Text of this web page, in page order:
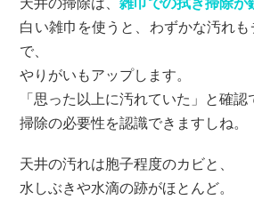
白い雑巾を使うと、わずかな汚れ
で、
やりがいもアップします。
「思った以上に汚れていた」と確認
掃除の必要性を認識できますしね。
天井の汚れは胞子程度のカビと、
水しぶきや水滴の跡がほとんど。